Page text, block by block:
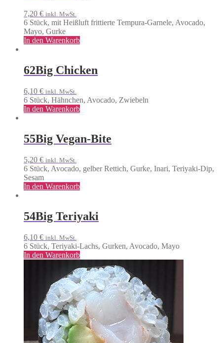
7,20 € inkl. MwSt.
6 Stück, mit Heißluft frittierte Tempura-Garnele, Avocado,
Mayo, Gurke
In den Warenkorb
62Big Chicken
6,10 € inkl. MwSt.
6 Stück, Hähnchen, Avocado, Zwiebeln
In den Warenkorb
55Big Vegan-Bite
5,20 € inkl. MwSt.
6 Stück, Avocado, gelber Rettich, Gurke, Inari, Teriyaki-Dip,
Sesam
In den Warenkorb
54Big Teriyaki
6,10 € inkl. MwSt.
6 Stück, Teriyaki-Lachs, Gurken, Avocado, Mayo
In den Warenkorb